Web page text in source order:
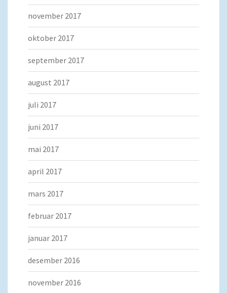
november 2017
oktober 2017
september 2017
august 2017
juli 2017
juni 2017
mai 2017
april 2017
mars 2017
februar 2017
januar 2017
desember 2016
november 2016